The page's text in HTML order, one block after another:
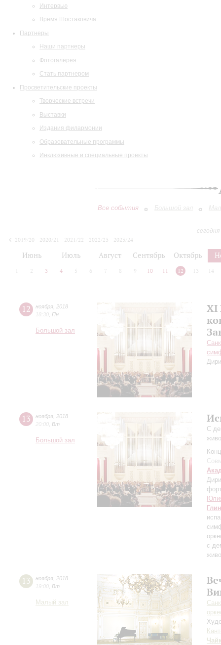
Интервью
Время Шостаковича
Партнеры
Наши партнеры
Фотогалерея
Стать партнером
Просветительские проекты
Творческие встречи
Выставки
Издания филармонии
Образовательные программы
Инклюзивные и специальные проекты
Все события Большой зал
2019/20
2020/21 2021/22 2022/23
2023/24
Июнь Июль Август Сентябрь Октябрь
2 3 4 5 6 7 8 9 10 11 12 13 14
12 ноября 2018
18:30 Пн
Большой зал
XI
13 ноября 2018
20:00 Вт
Большой зал
С
с
13 ноября 2018
19:00 Вт
Малый зал